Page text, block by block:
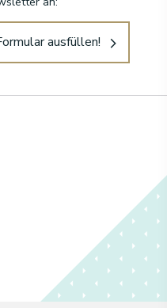
ausfüllen!